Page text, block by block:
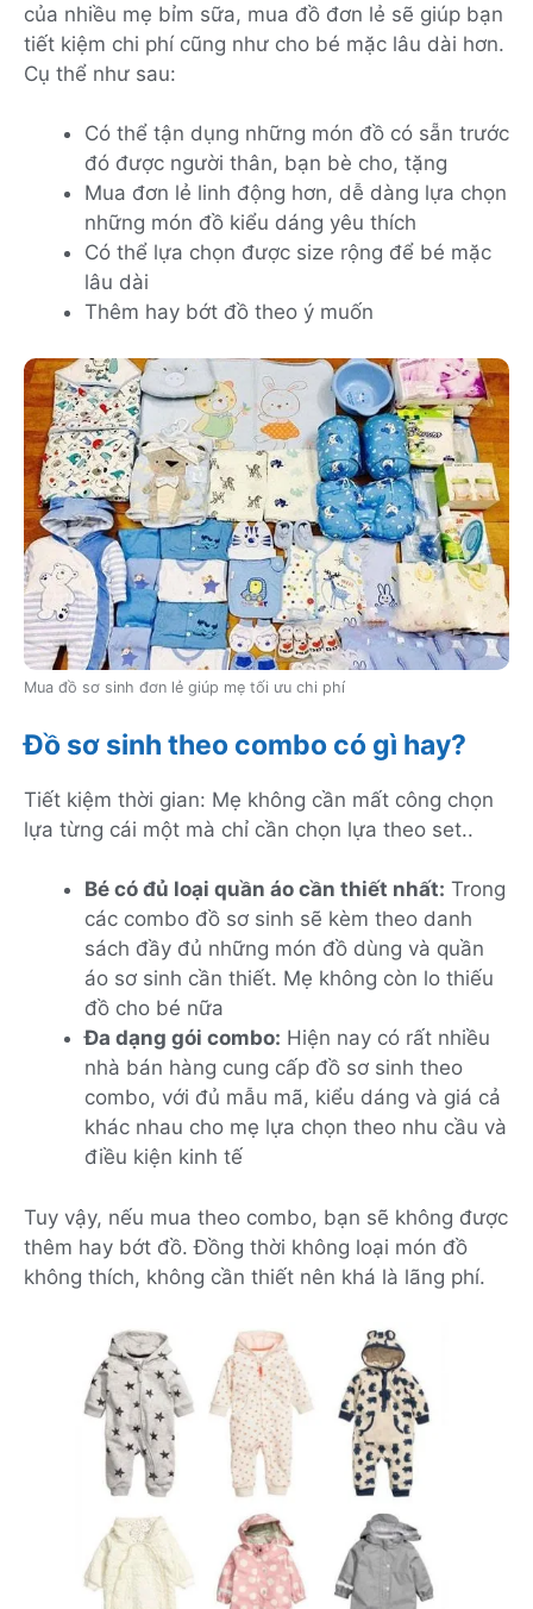
của nhiều mẹ bỉm sữa, mua đồ đơn lẻ sẽ giúp bạn
tiết kiệm chi phí cũng như cho bé mặc lâu dài hơn.
Cụ thể như sau:
Có thể tận dụng những món đồ có sẵn trước
đó được người thân, bạn bè cho, tặng
Mua đơn lẻ linh động hơn, dễ dàng lựa chọn
những món đồ kiểu dáng yêu thích
Có thể lựa chọn được size rộng để bé mặc
lâu dài
Thêm hay bớt đồ theo ý muốn
Mua đồ sơ sinh đơn lẻ giúp mẹ tối ưu chi phí
Đồ sơ sinh theo combo có gì hay?
Tiết kiệm thời gian: Mẹ không cần mất công chọn
lựa từng cái một mà chỉ cần chọn lựa theo set..
Bé có đủ loại quần áo cần thiết nhất: Trong
các combo đồ sơ sinh sẽ kèm theo danh
sách đầy đủ những món đồ dùng và quần
áo sơ sinh cần thiết. Mẹ không còn lo thiếu
đồ cho bé nữa
Đa dạng gói combo: Hiện nay có rất nhiều
nhà bán hàng cung cấp đồ sơ sinh theo
combo, với đủ mẫu mã, kiểu dáng và giá cả
khác nhau cho mẹ lựa chọn theo nhu cầu và
điều kiện kinh tế
Tuy vậy, nếu mua theo combo, bạn sẽ không được
thêm hay bớt đồ. Đồng thời không loại món đồ
không thích, không cần thiết nên khá là lãng phí.